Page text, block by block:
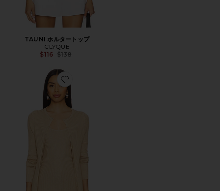
TAUNI ホルタートップ
CLYQUE
$116 Previous price:
$138
Favorite MARIANNA カーディガン